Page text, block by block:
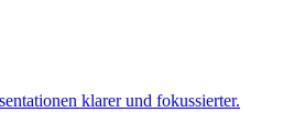
klarer und fokussierter.